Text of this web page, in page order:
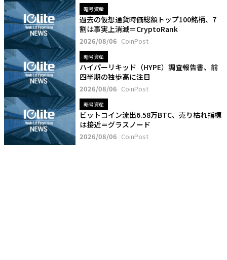
暗号資産
過去の仮想通貨時価総額トップ100銘柄、7
割は事実上消滅＝CryptoRank
2026/08/06 CoinPost
暗号資産
ハイパーリキッド（HYPE）調査報告書、前
四半期の独歩高に注目
2026/08/06 CoinPost
暗号資産
ビットコイン流出6.58万BTC、売り枯れ指標
は接近＝グラスノード
2026/08/06 CoinPost